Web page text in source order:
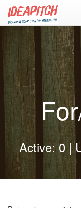
Active: 0 |